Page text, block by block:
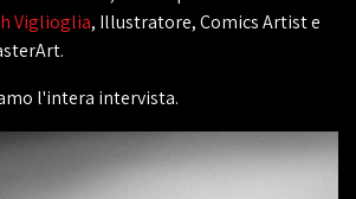
Viglioglia, Illustratore, Comics Artist e
l'intera intervista.